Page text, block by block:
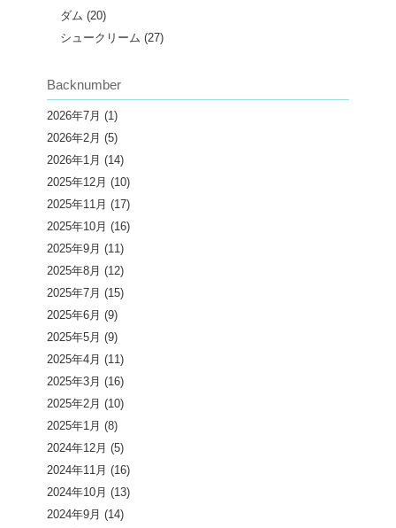
ダム (20)
シュークリーム (27)
Backnumber
2026年7月 (1)
2026年2月 (5)
2026年1月 (14)
2025年12月 (10)
2025年11月 (17)
2025年10月 (16)
2025年9月 (11)
2025年8月 (12)
2025年7月 (15)
2025年6月 (9)
2025年5月 (9)
2025年4月 (11)
2025年3月 (16)
2025年2月 (10)
2025年1月 (8)
2024年12月 (5)
2024年11月 (16)
2024年10月 (13)
2024年9月 (14)